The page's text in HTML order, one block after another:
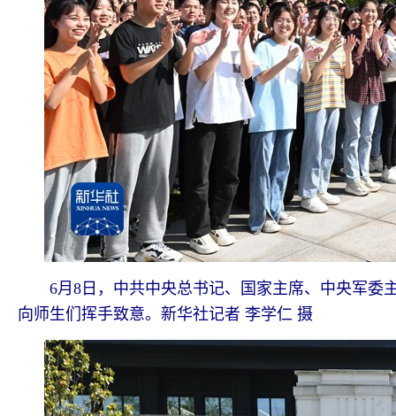
6月8日，中共中央总书记、国家主席、中央军委
向师生们挥手致意。新华社记者 李学仁 摄